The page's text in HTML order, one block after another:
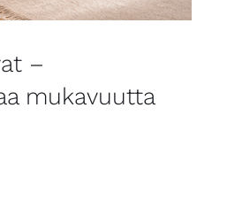
–
mukavuutta